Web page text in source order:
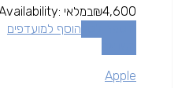
₪4,600
במלאי
הוסף למועדפים
Apple